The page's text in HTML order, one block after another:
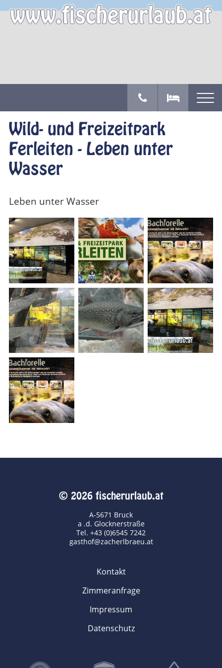
Wild- und Freizeitpark
Ferleiten - Leben unter
Wasser
Leben unter Wasser
© 2026 fischerurlaub.at
A-5671 Bruck
a .d. Glocknerstraße
Tel. +43 (0)6545 7242
gasthof@zacherlbraeu.at
Kontakt
Zimmeranfrage
Impressum
Datenschutz